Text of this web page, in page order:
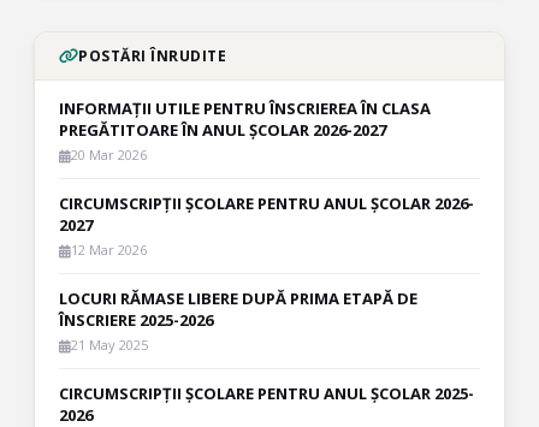
POSTĂRI ÎNRUDITE
INFORMAȚII UTILE PENTRU ÎNSCRIEREA ÎN CLASA
PREGĂTITOARE ÎN ANUL ȘCOLAR 2026-2027
20 Mar 2026
CIRCUMSCRIPȚII ȘCOLARE PENTRU ANUL ȘCOLAR 2026-
2027
12 Mar 2026
LOCURI RĂMASE LIBERE DUPĂ PRIMA ETAPĂ DE
ÎNSCRIERE 2025-2026
21 May 2025
CIRCUMSCRIPȚII ȘCOLARE PENTRU ANUL ȘCOLAR 2025-
2026